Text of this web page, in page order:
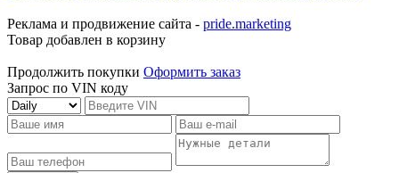
Реклама и продвижение сайта - pride.marketing
Товар добавлен в корзину
Продолжить покупки Оформить заказ
Запрос по VIN коду